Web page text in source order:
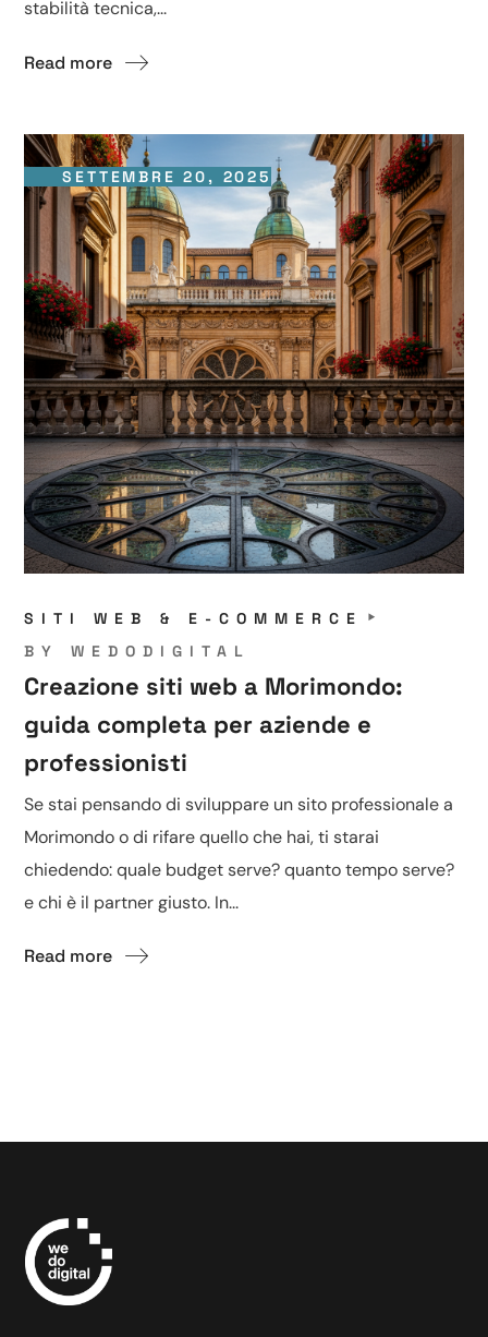
stabilità tecnica,...
Read more
SETTEMBRE 20, 2025
SITI WEB & E-COMMERCE
BYWEDODIGITAL
Creazione siti web a Morimondo:
guida completa per aziende e
professionisti
Se stai pensando di sviluppare un sito professionale a
Morimondo o di rifare quello che hai, ti starai
chiedendo: quale budget serve? quanto tempo serve?
e chi è il partner giusto. In...
Read more